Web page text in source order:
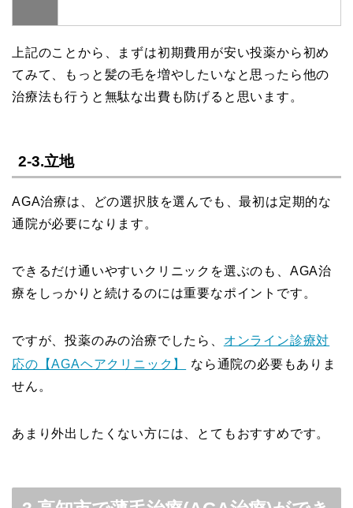
上記のことから、まずは初期費用が安い投薬から初め
てみて、もっと髪の毛を増やしたいなと思ったら他の
治療法も行うと無駄な出費も防げると思います。
2-3.立地
AGA治療は、どの選択肢を選んでも、最初は定期的な
通院が必要になります。
できるだけ通いやすいクリニックを選ぶのも、AGA治
療をしっかりと続けるのには重要なポイントです。
ですが、投薬のみの治療でしたら、 オンライン診療対
応の【AGAヘアクリニック】
なら通院の必要もありま
せん。
あまり外出したくない方には、とてもおすすめです。